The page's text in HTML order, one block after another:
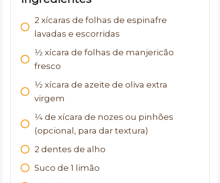
2 xícaras de folhas de espinafre
lavadas e escorridas
1⁄2 xícara de folhas de manjericão
fresco
1⁄2 xícara de azeite de oliva extra
virgem
1⁄4 de xícara de nozes ou pinhões
(opcional, para dar textura)
2 dentes de alho
Suco de 1 limão